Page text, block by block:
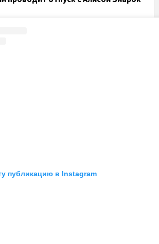
публикацию в Instagram